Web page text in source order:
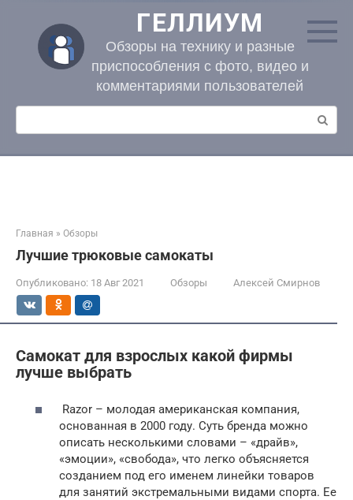
контенту
ГЕЛЛИУМ
Обзоры на технику и разные
приспособления с фото, видео и
комментариями пользователей
Поиск:
Главная » Обзоры
Лучшие трюковые самокаты
Опубликовано: 18 Авг 2021 Обзоры Алексей Смирнов
Самокат для взрослых какой фирмы
лучше выбрать
Razor – молодая американская компания,
основанная в 2000 году. Суть бренда можно
описать несколькими словами – «драйв»,
«эмоции», «свобода», что легко объясняется
созданием под его именем линейки товаров
для занятий экстремальными видами спорта. Ее